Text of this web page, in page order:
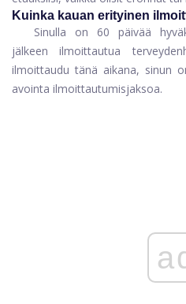
Kuinka kauan erityinen
Sinulla on 60 päivää
jälkeen ilmoittautua
ilmoittaudu tänä aikana, sinun
avointa ilmoittautumisjaksoa.